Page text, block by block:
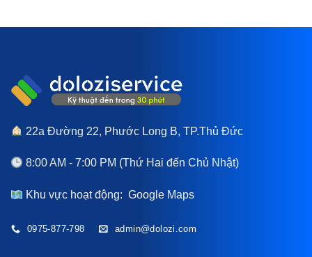
22a Đường 22, Phước Long B, TP.Thủ Đức
8:00 AM - 7:00 PM (Thứ Hai đến Chủ Nhật)
Khu vực hoạt động:Google Maps
0975-877-798 admin@dolozi.com